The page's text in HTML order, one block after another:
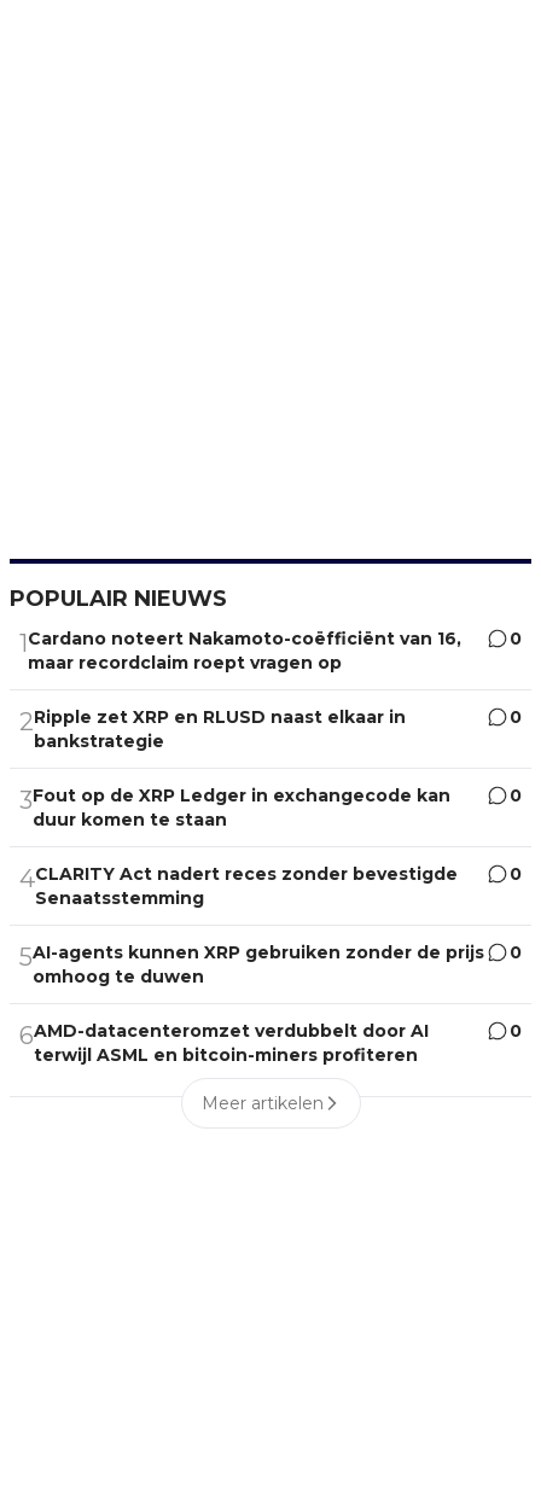
POPULAIR NIEUWS
1Cardano noteert Nakamoto-coëfficiënt van 16,
maar recordclaim roept vragen op
0
2Ripple zet XRP en RLUSD naast elkaar in
bankstrategie
0
3Fout op de XRP Ledger in exchangecode kan
duur komen te staan
0
4CLARITY Act nadert reces zonder bevestigde
Senaatsstemming
0
5AI-agents kunnen XRP gebruiken zonder de prijs
omhoog te duwen
0
6AMD-datacenteromzet verdubbelt door AI
terwijl ASML en bitcoin-miners profiteren
0
Meer artikelen